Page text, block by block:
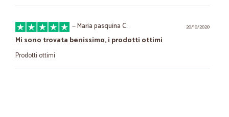
20/10/2020
—Maria pasquina C.
Mi sono trovata benissimo, i prodotti ottimi
Prodotti ottimi